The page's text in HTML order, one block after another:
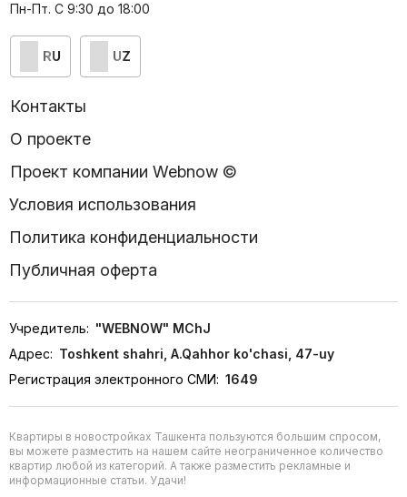
Пн-Пт. С 9:30 до 18:00
RU UZ
Контакты
О проекте
Проект компании Webnow ©
Условия использования
Политика конфиденциальности
Публичная оферта
Учредитель: "WEBNOW" MChJ
Адрес: Toshkent shahri, A.Qahhor ko'chasi, 47-uy
Регистрация электронного СМИ: 1649
Квартиры в новостройках Ташкента пользуются большим спросом,
вы можете разместить на нашем сайте неограниченное количество
квартир любой из категорий. А также разместить рекламные и
информационные статьи. Удачи!